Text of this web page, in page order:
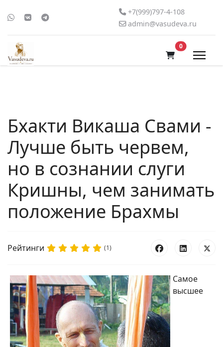
+7(999)797-4-108
admin@vasudeva.ru
0В корзину
Бхакти Викаша Свами -
Лучше быть червем,
но в сознании слуги
Кришны, чем занимать
положение Брахмы
Рейтинги (1)
Самое
высшее